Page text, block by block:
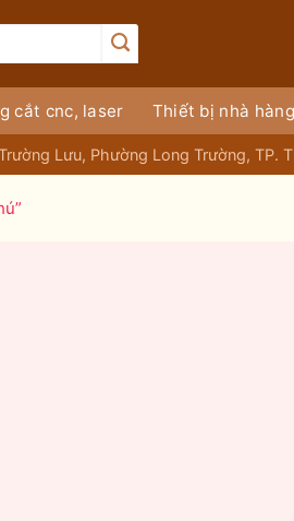
cắt cnc, laser Thiết bị nhà
Lưu, Phường Long Trường, TP.